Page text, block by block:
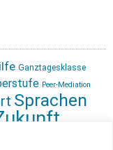
Ganztagesklasse
Peer-Mediation
Sprachen